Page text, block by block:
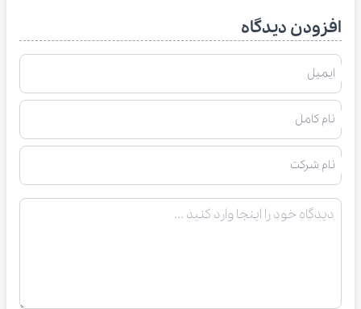
افزودن دیدگاه
ایمیل
نام کامل
نام شرکت